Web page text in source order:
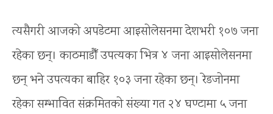
त्यसैगरी आजको अपडेटमा आइसोलेसनमा देशभरी १०७ जना
रहेका छन्। काठमाडौँ उपत्यका भित्र ४ जना आइसोलेसनमा
छन् भने उपत्यका बाहिर १०३ जना रहेका छन्। रेडजोनमा
रहेका सम्भावित संक्रमितको संख्या गत २४ घण्टामा ५ जना